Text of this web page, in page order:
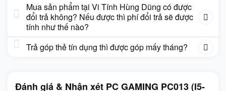
Mua sản phẩm tại Vi Tính Hùng Dũng có được
đổi trả không? Nếu được thì phí đổi trả sẽ được
tính như thế nào?
Trả góp thẻ tín dụng thì được góp mấy tháng?
Đánh giá & Nhận xét PC GAMING PC013 (I5-